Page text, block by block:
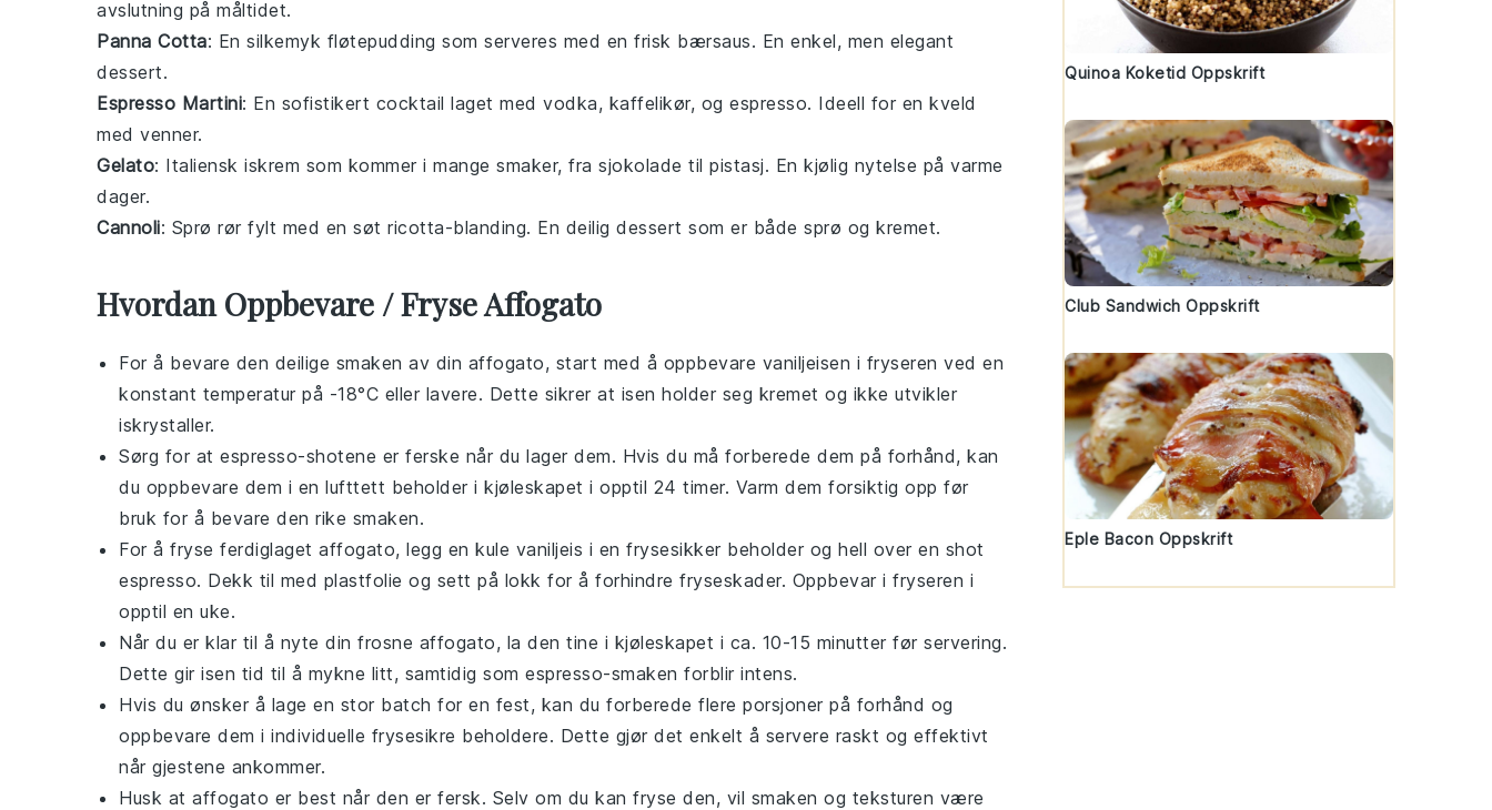
avslutning på måltidet.
Panna Cotta: En silkemyk fløtepudding som serveres med en frisk bærsaus. En enkel, men elegant
dessert.
Espresso Martini: En sofistikert cocktail laget med vodka, kaffelikør, og espresso. Ideell for en kveld
med venner.
Gelato: Italiensk iskrem som kommer i mange smaker, fra sjokolade til pistasj. En kjølig nytelse på varme
dager.
Cannoli: Sprø rør fylt med en søt ricotta-blanding. En deilig dessert som er både sprø og kremet.
Hvordan Oppbevare / Fryse Affogato
For å bevare den deilige smaken av din affogato, start med å oppbevare vaniljeisen i fryseren ved en
konstant temperatur på -18°C eller lavere. Dette sikrer at isen holder seg kremet og ikke utvikler
iskrystaller.
Sørg for at espresso-shotene er ferske når du lager dem. Hvis du må forberede dem på forhånd, kan
du oppbevare dem i en lufttett beholder i kjøleskapet i opptil 24 timer. Varm dem forsiktig opp før
bruk for å bevare den rike smaken.
For å fryse ferdiglaget affogato, legg en kule vaniljeis i en frysesikker beholder og hell over en shot
espresso. Dekk til med plastfolie og sett på lokk for å forhindre fryseskader. Oppbevar i fryseren i
opptil en uke.
Når du er klar til å nyte din frosne affogato, la den tine i kjøleskapet i ca. 10-15 minutter før servering.
Dette gir isen tid til å mykne litt, samtidig som espresso-smaken forblir intens.
Hvis du ønsker å lage en stor batch for en fest, kan du forberede flere porsjoner på forhånd og
oppbevare dem i individuelle frysesikre beholdere. Dette gjør det enkelt å servere raskt og effektivt
når gjestene ankommer.
Husk at affogato er best når den er fersk. Selv om du kan fryse den, vil smaken og teksturen være
Quinoa Koketid Oppskrift
Club Sandwich Oppskrift
Eple Bacon Oppskrift